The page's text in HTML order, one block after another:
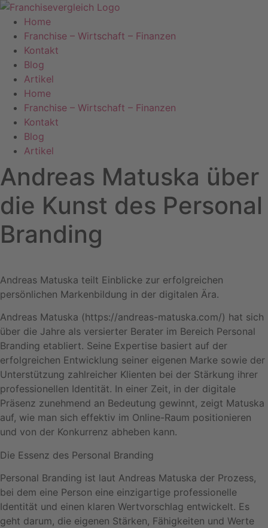
Zum
Inhalt
springen
Home
Franchise – Wirtschaft – Finanzen
Kontakt
Blog
Artikel
Home
Franchise – Wirtschaft – Finanzen
Kontakt
Blog
Artikel
Andreas Matuska über
die Kunst des Personal
Branding
Andreas Matuska teilt Einblicke zur erfolgreichen
persönlichen Markenbildung in der digitalen Ära.
Andreas Matuska (https://andreas-matuska.com/) hat sich
über die Jahre als versierter Berater im Bereich Personal
Branding etabliert. Seine Expertise basiert auf der
erfolgreichen Entwicklung seiner eigenen Marke sowie der
Unterstützung zahlreicher Klienten bei der Stärkung ihrer
professionellen Identität. In einer Zeit, in der digitale
Präsenz zunehmend an Bedeutung gewinnt, zeigt Matuska
auf, wie man sich effektiv im Online-Raum positionieren
und von der Konkurrenz abheben kann.
Die Essenz des Personal Branding
Personal Branding ist laut Andreas Matuska der Prozess,
bei dem eine Person eine einzigartige professionelle
Identität und einen klaren Wertvorschlag entwickelt. Es
geht darum, die eigenen Stärken, Fähigkeiten und Werte